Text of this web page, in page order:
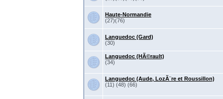
Haute-Normandie
(27)(76)
Languedoc (Gard)
(30)
Languedoc (HÃ©rault)
(34)
Languedoc (Aude, LozÃ¨re et Roussillon)
(11) (48) (66)